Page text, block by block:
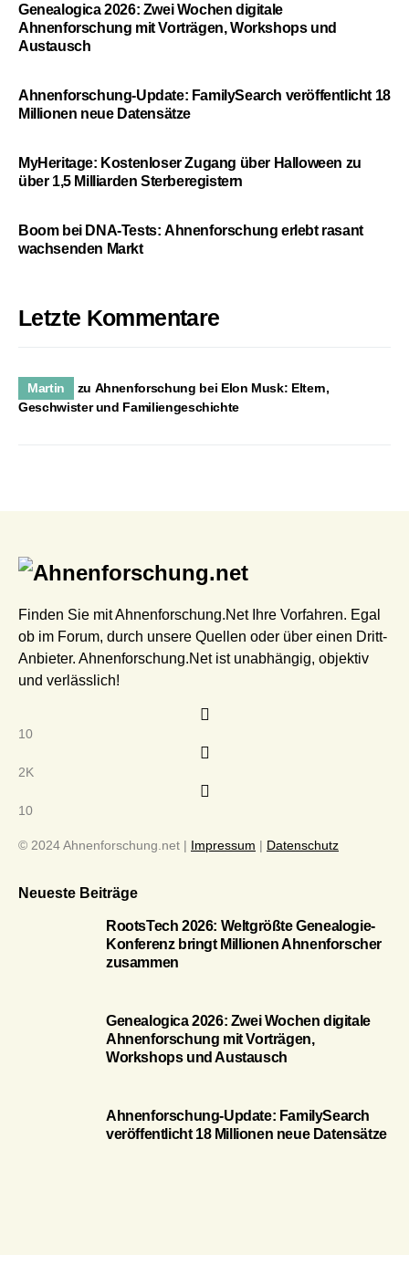
Genealogica 2026: Zwei Wochen digitale
Ahnenforschung mit Vorträgen, Workshops und
Austausch
Ahnenforschung-Update: FamilySearch veröffentlicht 18
Millionen neue Datensätze
MyHeritage: Kostenloser Zugang über Halloween zu
über 1,5 Milliarden Sterberegistern
Boom bei DNA-Tests: Ahnenforschung erlebt rasant
wachsenden Markt
Letzte Kommentare
Martin zu Ahnenforschung bei Elon Musk: Eltern,
Geschwister und Familiengeschichte
Finden Sie mit Ahnenforschung.Net Ihre Vorfahren. Egal
ob im Forum, durch unsere Quellen oder über einen Dritt-
Anbieter. Ahnenforschung.Net ist unabhängig, objektiv
und verlässlich!
10
2K
10
© 2024 Ahnenforschung.net | Impressum | Datenschutz
Neueste Beiträge
RootsTech 2026: Weltgrößte Genealogie-
Konferenz bringt Millionen Ahnenforscher
zusammen
Genealogica 2026: Zwei Wochen digitale
Ahnenforschung mit Vorträgen,
Workshops und Austausch
Ahnenforschung-Update: FamilySearch
veröffentlicht 18 Millionen neue Datensätze